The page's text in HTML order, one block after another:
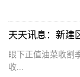
天天讯息：新建
眼下正值油菜收割
收...